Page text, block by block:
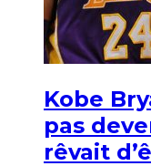
Kobe
pas
rêvait